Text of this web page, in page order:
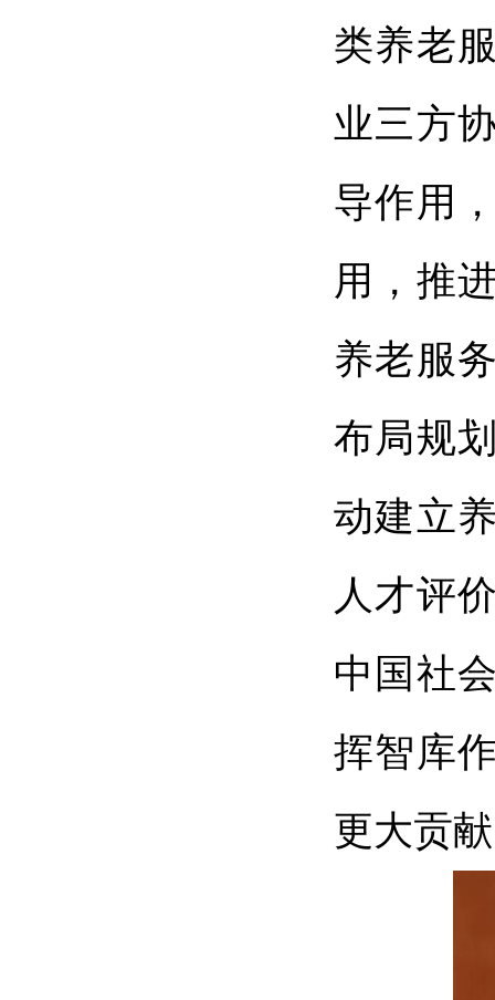
类养老
业三方
导作用
用，推
养老服
布局规
动建立
人才评
中国社
挥智库
更大贡